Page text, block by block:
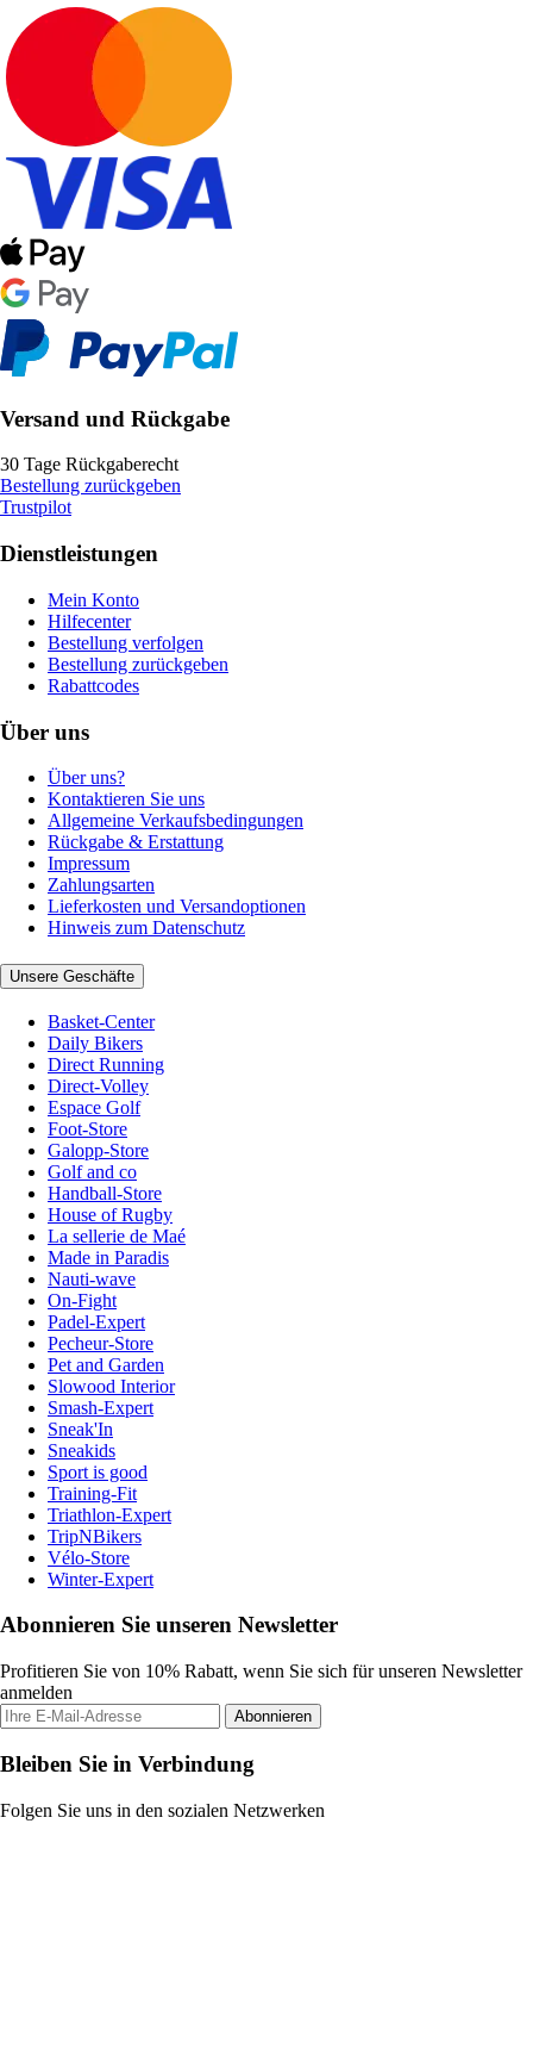
Versand und Rückgabe
30 Tage Rückgaberecht
Bestellung zurückgeben
Trustpilot
Dienstleistungen
Mein Konto
Hilfecenter
Bestellung verfolgen
Bestellung zurückgeben
Rabattcodes
Über uns
Über uns?
Kontaktieren Sie uns
Allgemeine Verkaufsbedingungen
Rückgabe & Erstattung
Impressum
Zahlungsarten
Lieferkosten und Versandoptionen
Hinweis zum Datenschutz
Unsere Geschäfte
Basket-Center
Daily Bikers
Direct Running
Direct-Volley
Espace Golf
Foot-Store
Galopp-Store
Golf and co
Handball-Store
House of Rugby
La sellerie de Maé
Made in Paradis
Nauti-wave
On-Fight
Padel-Expert
Pecheur-Store
Pet and Garden
Slowood Interior
Smash-Expert
Sneak'In
Sneakids
Sport is good
Training-Fit
Triathlon-Expert
TripNBikers
Vélo-Store
Winter-Expert
Abonnieren Sie unseren Newsletter
Profitieren Sie von 10% Rabatt, wenn Sie sich für unseren Newsletter
anmelden
Abonnieren
Bleiben Sie in Verbindung
Folgen Sie uns in den sozialen Netzwerken